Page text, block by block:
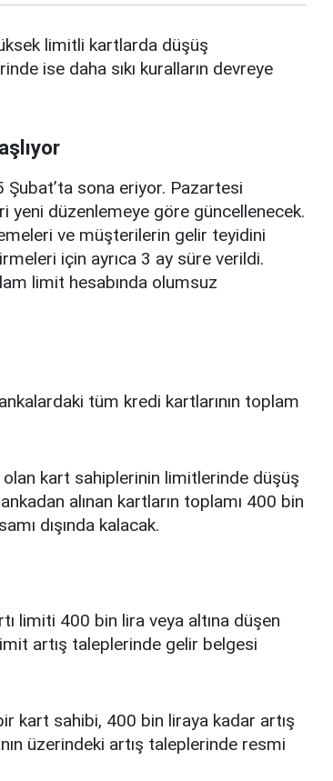
limitli kartlarda düşüş
ise daha sıkı kuralların devreye
Şubat’ta sona eriyor. Pazartesi
yeni düzenlemeye göre güncellenecek.
ve müşterilerin gelir teyidini
için ayrıca 3 ay süre verildi.
limit hesabında olumsuz
tüm kredi kartlarının toplam
kart sahiplerinin limitlerinde düşüş
alınan kartların toplamı 400 bin
dışında kalacak.
limiti 400 bin lira veya altına düşen
artış taleplerinde gelir belgesi
kart sahibi, 400 bin liraya kadar artış
üzerindeki artış taleplerinde resmi